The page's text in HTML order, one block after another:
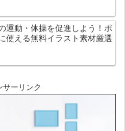
運動・体操を促進しよう！ポ
使える無料イラスト素材厳選
サーリンク